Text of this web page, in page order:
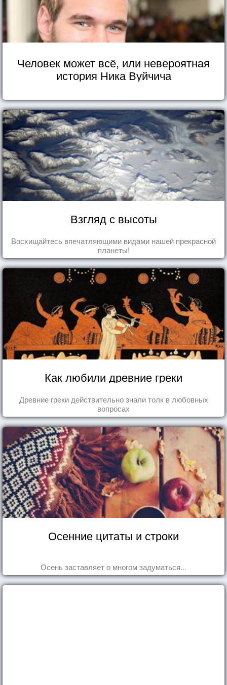
Человек может всё, или невероятная
история Ника Вуйчича
Взгляд с высоты
Восхищайтесь впечатляющими видами нашей прекрасной
планеты!
Как любили древние греки
Древние греки действительно знали толк в любовных
вопросах
Осенние цитаты и строки
Осень заставляет о многом задуматься...